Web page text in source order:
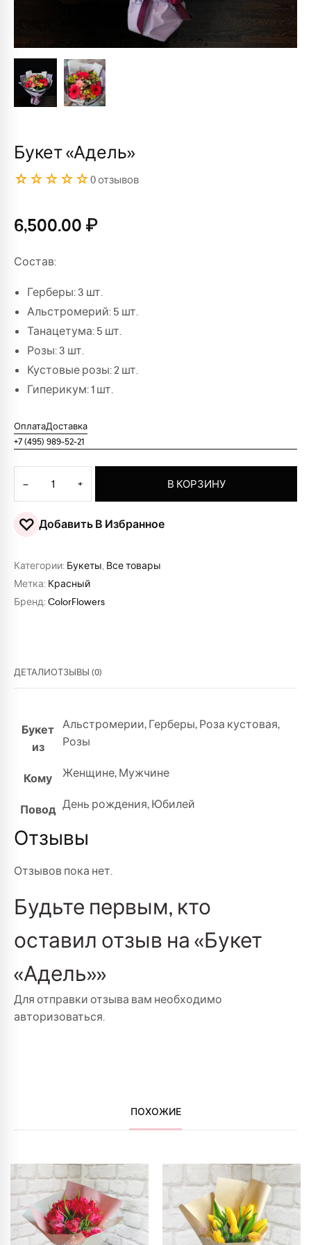
Букет «Адель»
☆☆☆☆☆0 отзывов
6,500.00 ₽
Состав:
Герберы: 3 шт.
Альстромерий: 5 шт.
Танацетума: 5 шт.
Розы: 3 шт.
Кустовые розы: 2 шт.
Гиперикум: 1 шт.
ОплатаДоставка
+7 (495) 989-52-21
− + В КОРЗИНУ
♡ Добавить В Избранное
Категории: Букеты, Все товары
Метка: Красный
Бренд: ColorFlowers
ДЕТАЛИОТЗЫВЫ (0)
Букет
из
Альстромерии,Герберы,Роза кустовая,
Розы
Кому Женщине,Мужчине
Повод День рождения,Юбилей
Отзывы
Отзывов пока нет.
Будьте первым, кто
оставил отзыв на «Букет
«Адель»»
Для отправки отзыва вам необходимо
авторизоваться.
ПОХОЖИЕ